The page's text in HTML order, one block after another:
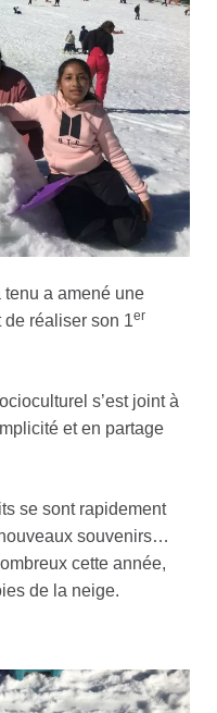
a amené une
réaliser son 1er
s’est joint à
et en partage
se sont rapidement
souvenirs…
cette année,
de la neige.